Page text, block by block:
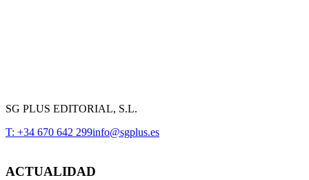
SG PLUS EDITORIAL, S.L.
T: +34 670 642 299info@sgplus.es
ACTUALIDAD